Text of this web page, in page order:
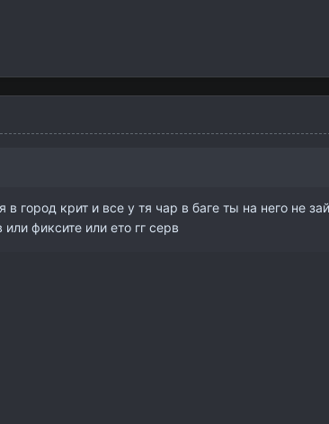
город крит и все у тя чар в баге ты на него не
фиксите или ето гг серв